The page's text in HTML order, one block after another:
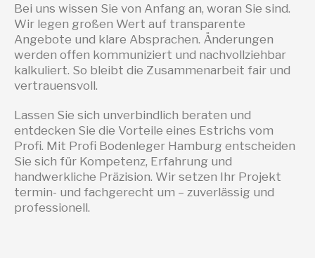
Bei uns wissen Sie von Anfang an, woran Sie sind.
Wir legen großen Wert auf transparente
Angebote und klare Absprachen. Änderungen
werden offen kommuniziert und nachvollziehbar
kalkuliert. So bleibt die Zusammenarbeit fair und
vertrauensvoll.
Lassen Sie sich unverbindlich beraten und
entdecken Sie die Vorteile eines Estrichs vom
Profi. Mit Profi Bodenleger Hamburg entscheiden
Sie sich für Kompetenz, Erfahrung und
handwerkliche Präzision. Wir setzen Ihr Projekt
termin- und fachgerecht um – zuverlässig und
professionell.